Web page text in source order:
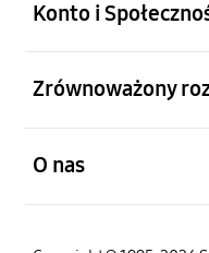
Konto i
Zrównoważony
O nas